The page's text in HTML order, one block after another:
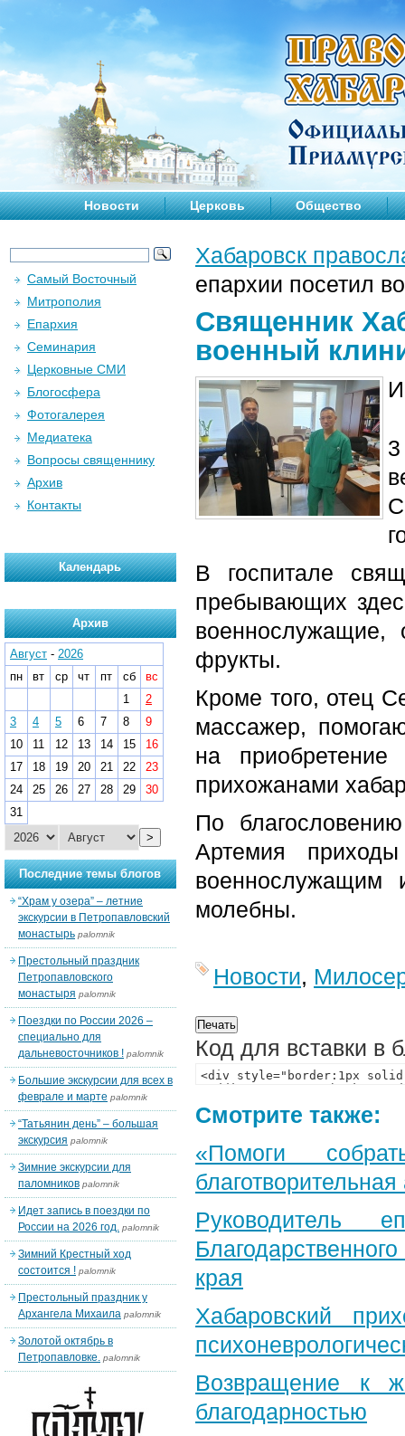
Новости Церковь Общество
Хабаровск
епархии посетил
Священник
военный
В госпитале
пребывающих
военнослужащие,
фрукты.
Кроме того, отец
массажер,
на приобретение
прихожанами
По
Артемия
молебны.
Новости,
Код для вставки в
Смотрите также:
«Помоги
Руководитель
края
Хабаровский
Возвращение к
благодарностью
Самый Восточный
Митрополия
Епархия
Семинария
Церковные СМИ
Блогосфера
Фотогалерея
Медиатека
Вопросы священнику
Архив
Контакты
Календарь
Архив
Август - 2026
пн
вт ср чт пт сб
вс
1
2
3
4 5 6 7 8
9
10
11 12 13 14 15
16
17
18 19 20 21 22
23
24
25 26 27 28 29
30
31
>
Последние темы блогов
“Храм у озера” – летние
экскурсии в Петропавловский
монастырь palomnik
Престольный праздник
Петропавловского
монастыря palomnik
Поездки по России 2026 –
специально для
дальневосточников ! palomnik
Большие экскурсии для всех в
феврале и марте palomnik
“Татьянин день” – большая
экскурсия palomnik
Зимние экскурсии для
паломников palomnik
Идет запись в поездки по
России на 2026 год. palomnik
Зимний Крестный ход
состоится ! palomnik
Престольный праздник у
Архангела Михаила palomnik
Золотой октябрь в
Петропавловке. palomnik